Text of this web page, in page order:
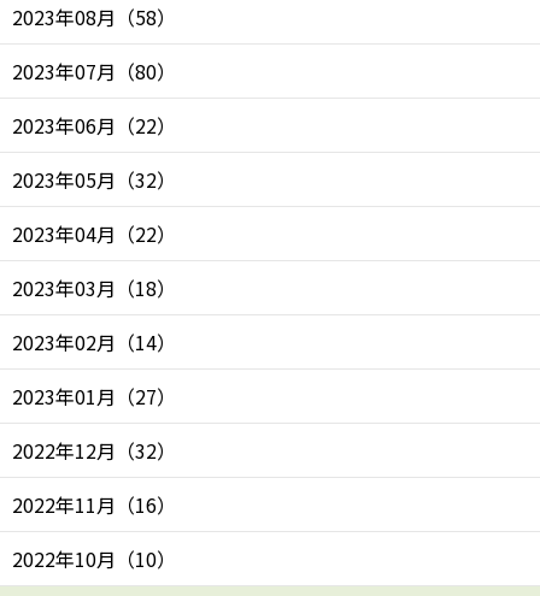
2023年08月 （58）
2023年07月 （80）
2023年06月 （22）
2023年05月 （32）
2023年04月 （22）
2023年03月 （18）
2023年02月 （14）
2023年01月 （27）
2022年12月 （32）
2022年11月 （16）
2022年10月 （10）